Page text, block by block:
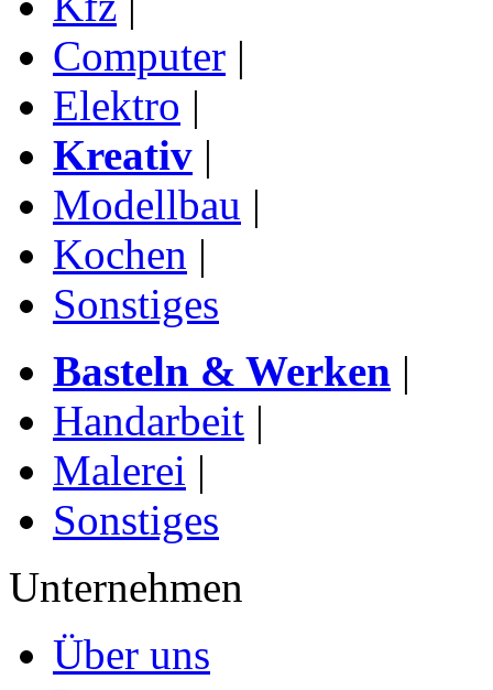
Computer |
Elektro |
Kreativ |
Modellbau |
Kochen |
Sonstiges
Basteln & Werken |
Handarbeit |
Malerei |
Sonstiges
Unternehmen
Über uns